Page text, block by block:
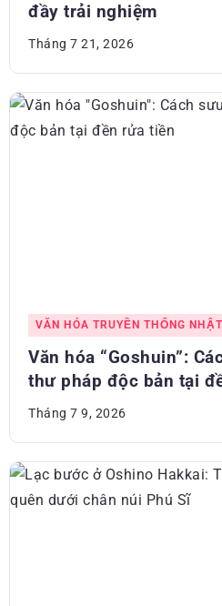
đầy trải nghiệm
Tháng 7 21, 2026
VĂN HÓA TRUYỀN THỐNG
Văn hóa “Goshuin”:
thư pháp độc bản tại
Tháng 7 9, 2026